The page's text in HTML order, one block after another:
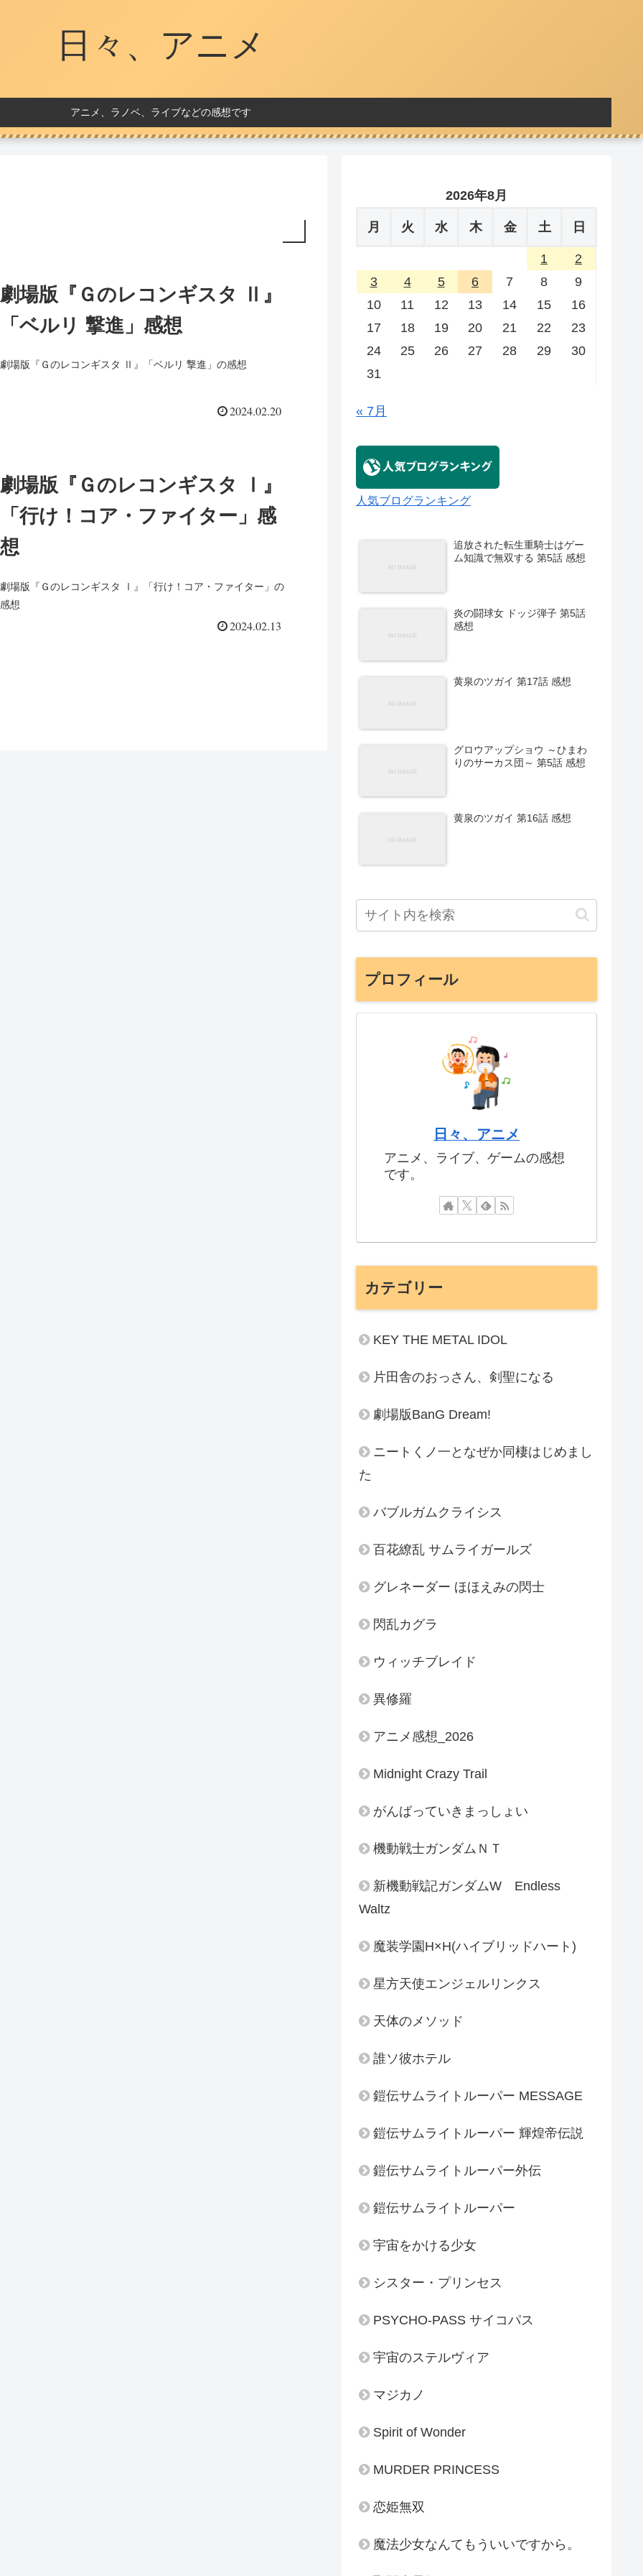
日々、アニメ
アニメ、ラノベ、ライブなどの感想です
劇場版『Ｇのレコンギスタ Ⅱ』
「ベルリ 撃進」感想
劇場版『Ｇのレコンギスタ Ⅱ』「ベルリ 撃進」の感想
2024.02.20
劇場版『Ｇのレコンギスタ Ⅰ』
「行け！コア・ファイター」感
想
劇場版『Ｇのレコンギスタ Ⅰ』「行け！コア・ファイター」の
感想
2024.02.13
2026年8月
月 火 水 木 金 土 日
1
2
3
4 5 6 7 8
9
10
11 12 13 14 15
16
17
18 19 20 21 22
23
24
25 26 27 28 29
30
31
« 7月
人気ブログランキング
追放された転生重騎士はゲー
ム知識で無双する 第5話 感想
炎の闘球女 ドッジ弾子 第5話
感想
黄泉のツガイ 第17話 感想
グロウアップショウ ～ひまわ
りのサーカス団～ 第5話 感想
黄泉のツガイ 第16話 感想
プロフィール
日々、アニメ
アニメ、ライブ、ゲームの感想
です。
カテゴリー
KEY THE METAL IDOL
片田舎のおっさん、剣聖になる
劇場版BanG Dream!
ニートくノ一となぜか同棲はじめまし
た
バブルガムクライシス
百花繚乱 サムライガールズ
グレネーダー ほほえみの閃士
閃乱カグラ
ウィッチブレイド
異修羅
アニメ感想_2026
Midnight Crazy Trail
がんばっていきまっしょい
機動戦士ガンダムＮＴ
新機動戦記ガンダムW Endless
Waltz
魔装学園H×H(ハイブリッドハート)
星方天使エンジェルリンクス
天体のメソッド
誰ソ彼ホテル
鎧伝サムライトルーパー MESSAGE
鎧伝サムライトルーパー 輝煌帝伝説
鎧伝サムライトルーパー外伝
鎧伝サムライトルーパー
宇宙をかける少女
シスター・プリンセス
PSYCHO-PASS サイコパス
宇宙のステルヴィア
マジカノ
Spirit of Wonder
MURDER PRINCESS
恋姫無双
魔法少女なんてもういいですから。